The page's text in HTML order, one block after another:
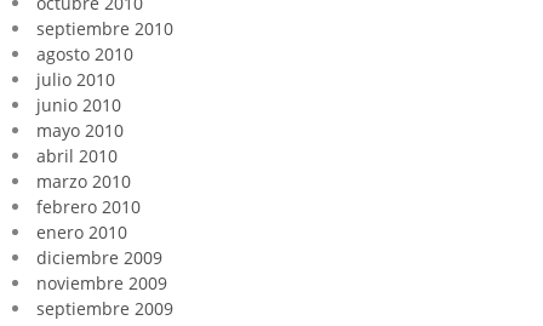
septiembre 2010
agosto 2010
julio 2010
junio 2010
mayo 2010
abril 2010
marzo 2010
febrero 2010
enero 2010
diciembre 2009
noviembre 2009
septiembre 2009